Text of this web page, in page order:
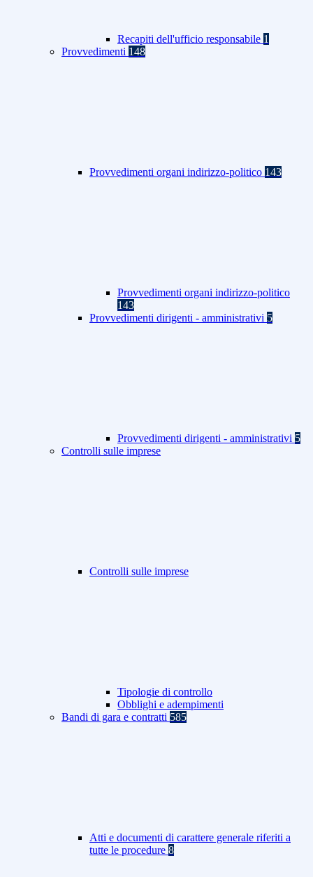
Recapiti dell'ufficio responsabile 1
Provvedimenti 148
Provvedimenti organi indirizzo-politico 143
Provvedimenti organi indirizzo-politico
143
Provvedimenti dirigenti - amministrativi 5
Provvedimenti dirigenti - amministrativi 5
Controlli sulle imprese
Controlli sulle imprese
Tipologie di controllo
Obblighi e adempimenti
Bandi di gara e contratti 585
Atti e documenti di carattere generale riferiti a
tutte le procedure 8